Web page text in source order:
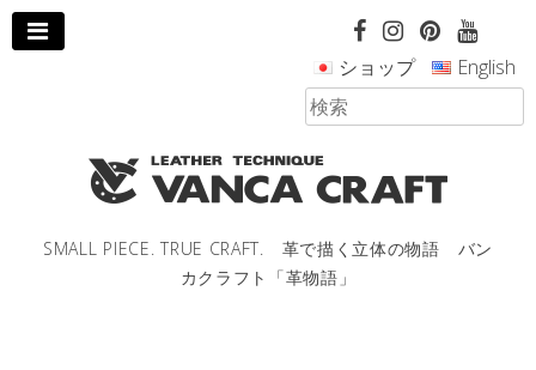
コ
ン
SMALL PIECE. TRUE CRAFT. 革で描く立体の物語 バン
カクラフト「革物語」
ショップ English